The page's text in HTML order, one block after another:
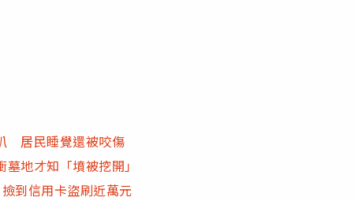
居民睡覺還被咬傷
地才知「墳被挖開」
到信用卡盜刷近萬元